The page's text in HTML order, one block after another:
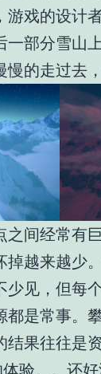
戏的设计
一部分雪山
的走过去，
间经常有
越来越少
见，但每
是常事。
果往往是
验。。还